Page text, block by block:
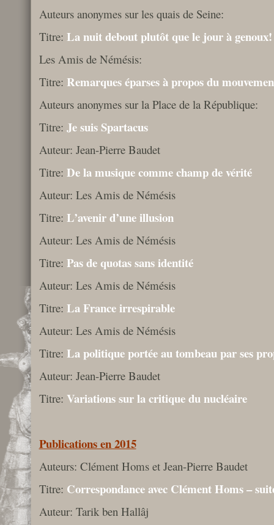
Auteurs anonymes sur les quais de Seine:
Titre: La nuit debout plutôt que le jour à genoux!
Les Amis de Némésis:
Titre: Remarques éparses à propos du
Auteurs anonymes sur la Place de la République:
Titre: Je suis Spartacus
Auteur: Jean-Pierre Baudet
Titre: De la musique comme champ de vérité
Auteur: Les Amis de Némésis
Titre: L’avenir d’une illusion
Auteur: Les Amis de Némésis
Titre: Pas de quotas sans identité
Auteur: Les Amis de Némésis
Titre: La France irrespirable
Auteur: Les Amis de Némésis
Titre: La politique portée au tombeau par ses
Auteur: Jean-Pierre Baudet
Titre: Variations sur la critique du nucléaire
Publications en 2015
Auteurs: Clément Homs et Jean-Pierre Baudet
Titre: Correspondance avec Clément Homs –
Auteur: Tarik ben Hallâj